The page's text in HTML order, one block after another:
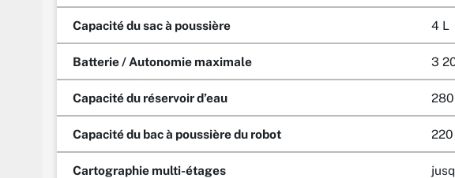
Capacité du sac à poussière 4 L
Batterie / Autonomie maximale 3
Capacité du réservoir d’eau 280
Capacité du bac à poussière du robot 220
Cartographie multi-étages